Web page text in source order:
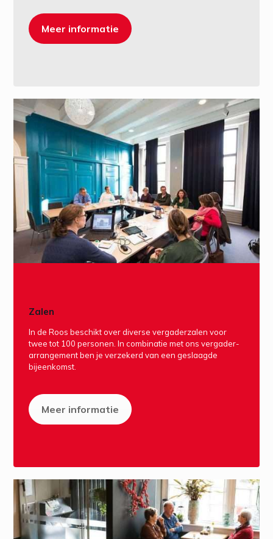
Meer informatie
Zalen
In de Roos beschikt over diverse vergaderzalen voor
twee tot 100 personen. In combinatie met ons vergader-
arrangement ben je verzekerd van een geslaagde
bijeenkomst.
Meer informatie